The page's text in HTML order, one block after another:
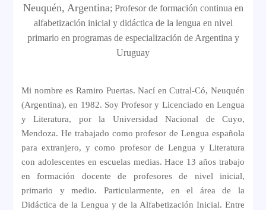
Neuquén, Argentina; Profesor de formación continua en
alfabetización inicial y didáctica de la lengua en nivel
primario en programas de especialización de Argentina y
Uruguay
Mi nombre es Ramiro Puertas. Nací en Cutral-Có, Neuquén
(Argentina), en 1982. Soy Profesor y Licenciado en Lengua
y Literatura, por la Universidad Nacional de Cuyo,
Mendoza. He trabajado como profesor de Lengua española
para extranjero, y como profesor de Lengua y Literatura
con adolescentes en escuelas medias. Hace 13 años trabajo
en formación docente de profesores de nivel inicial,
primario y medio. Particularmente, en el área de la
Didáctica de la Lengua y de la Alfabetización Inicial. Entre